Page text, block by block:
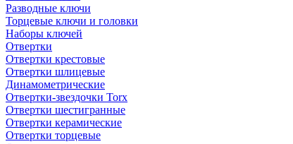
Разводные ключи
Торцевые ключи и головки
Наборы ключей
Отвертки
Отвертки крестовые
Отвертки шлицевые
Динамометрические
Отвертки-звездочки Torx
Отвертки шестигранные
Отвертки керамические
Отвертки торцевые